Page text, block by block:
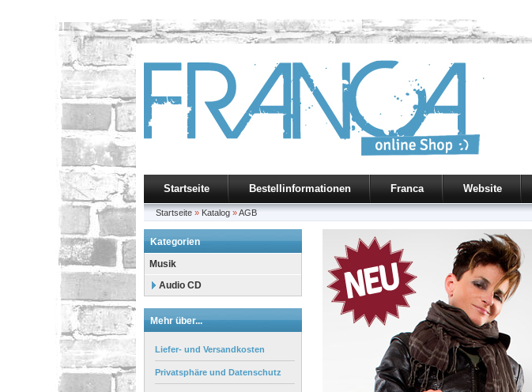
Startseite Bestellinformationen Franca Website
Startseite » Katalog »AGB
Kategorien
Musik
Audio CD
Mehr über...
Liefer- und Versandkosten
Privatsphäre und Datenschutz